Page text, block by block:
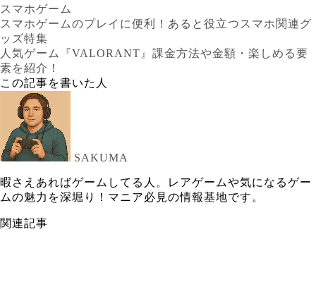
スマホゲーム
スマホゲームのプレイに便利！あると役立つスマホ関連グ
ッズ特集
人気ゲーム『VALORANT』課金方法や金額・楽しめる要
素を紹介！
この記事を書いた人
SAKUMA
暇さえあればゲームしてる人。レアゲームや気になるゲー
ムの魅力を深堀り！マニア必見の情報基地です。
関連記事